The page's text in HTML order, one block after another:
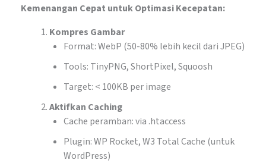
Kemenangan Cepat untuk Optimasi Kecepatan:
Kompres Gambar
Format: WebP (50-80% lebih kecil dari JPEG)
Tools: TinyPNG, ShortPixel, Squoosh
Target: < 100KB per image
Aktifkan Caching
Cache peramban: via .htaccess
Plugin: WP Rocket, W3 Total Cache (untuk
WordPress)